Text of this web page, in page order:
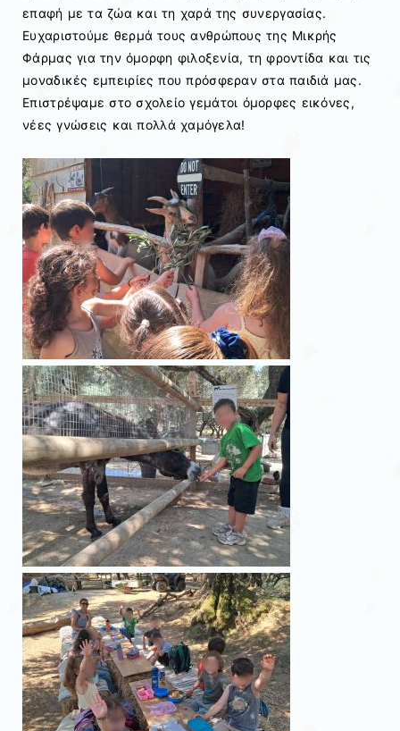
επαφή με τα ζώα και τη χαρά της συνεργασίας.
Ευχαριστούμε θερμά τους ανθρώπους της Μικρής
Φάρμας για την όμορφη φιλοξενία, τη φροντίδα και τις
μοναδικές εμπειρίες που πρόσφεραν στα παιδιά μας.
Επιστρέψαμε στο σχολείο γεμάτοι όμορφες εικόνες,
νέες γνώσεις και πολλά χαμόγελα!